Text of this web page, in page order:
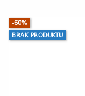
-60%
BRAK PRODUKTU